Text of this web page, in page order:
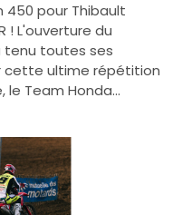
450 pour Thibault
! L'ouverture du
tenu toutes ses
cette ultime répétition
le Team Honda...